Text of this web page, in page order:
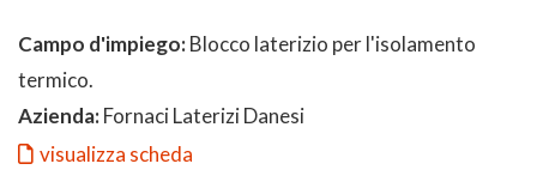
Campo d'impiego:Blocco laterizio per l'isolamento
termico.
Azienda:Fornaci Laterizi Danesi
visualizza scheda